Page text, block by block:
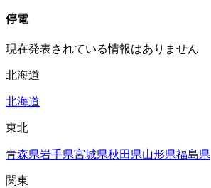
停電
現在発表されている情報はありません
北海道
北海道
東北
青森県岩手県宮城県秋田県山形県福島県
関東